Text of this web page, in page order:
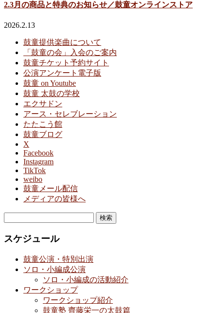
2.3月の商品と特典のお知らせ／鼓童オンラインストア
2026.2.13
鼓童提供楽曲について
「鼓童の会」入会のご案内
鼓童チケット予約サイト
公演アンケート電子版
鼓童 on Youtube
鼓童 太鼓の学校
エクサドン
アース・セレブレーション
たたこう館
鼓童ブログ
X
Facebook
Instagram
TikTok
weibo
鼓童メール配信
メディアの皆様へ
スケジュール
鼓童公演・特別出演
ソロ・小編成公演
ソロ・小編成の活動紹介
ワークショップ
ワークショップ紹介
鼓童塾 齊藤栄一の太鼓篇